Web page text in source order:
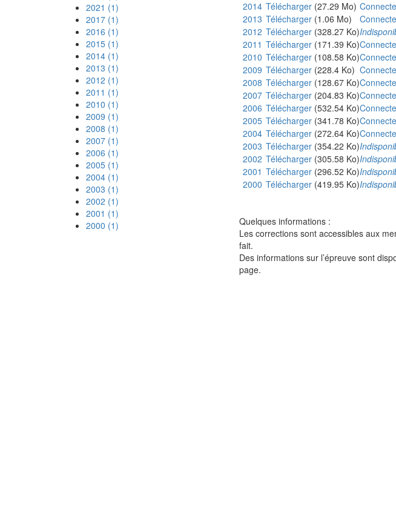
2021 (1)
2017 (1)
2016 (1)
2015 (1)
2014 (1)
2013 (1)
2012 (1)
2011 (1)
2010 (1)
2009 (1)
2008 (1)
2007 (1)
2006 (1)
2005 (1)
2004 (1)
2003 (1)
2002 (1)
2001 (1)
2000 (1)
2014 Télécharger (27.29 Mo)
2013 Télécharger (1.06 Mo)
2012 Télécharger (328.27 Ko)
2011 Télécharger (171.39 Ko)
2010 Télécharger (108.58 Ko)
2009 Télécharger (228.4 Ko)
2008 Télécharger (128.67 Ko)
2007 Télécharger (204.83 Ko)
2006 Télécharger (532.54 Ko)
2005 Télécharger (341.78 Ko)
2004 Télécharger (272.64 Ko)
2003 Télécharger (354.22 Ko)
2002 Télécharger (305.58 Ko)
2001 Télécharger (296.52 Ko)
2000 Télécharger (419.95 Ko)
Quelques informations :
Les corrections sont accessibles aux
fait.
Des informations sur l’épreuve sont
page.